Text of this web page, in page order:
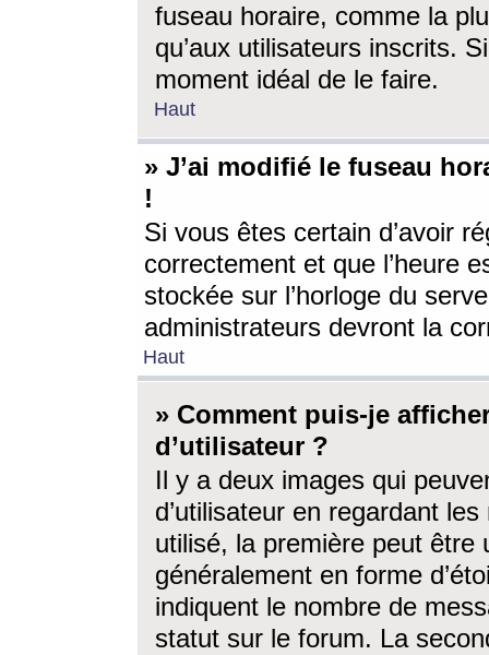
fuseau horaire, comme la
qu’aux utilisateurs inscrits.
moment idéal de le faire.
Haut
» J’ai modifié le fuseau
!
Si vous êtes certain d’avoir
correctement et que l’heure
stockée sur l’horloge du
administrateurs devront la
Haut
» Comment puis-je
d’utilisateur ?
Il y a deux images qui
d’utilisateur en regardant
utilisé, la première peut être
généralement en forme
indiquent le nombre de
statut sur le forum. La